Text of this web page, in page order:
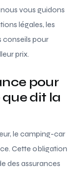
vous guidons
légales, les
conseils pour
prix.
pour
dit la
le camping-car
Cette obligation
des assurances